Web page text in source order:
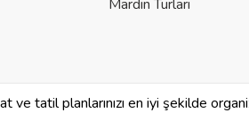
Mardin Turları
ve tatil planlarınızı en iyi şekilde